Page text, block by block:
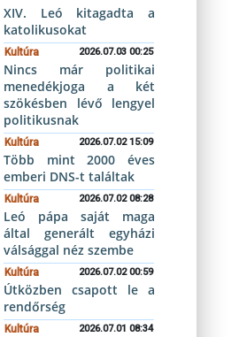
XIV. Leó kitagadta a
katolikusokat
Kultúra 2026.07.03 00:25
Nincs már politikai
menedékjoga a két
szökésben lévő lengyel
politikusnak
Kultúra 2026.07.02 15:09
Több mint 2000 éves
emberi DNS-t találtak
Kultúra 2026.07.02 08:28
Leó pápa saját maga
által generált egyházi
válsággal néz szembe
Kultúra 2026.07.02 00:59
Útközben csapott le a
rendőrség
Kultúra 2026.07.01 08:34